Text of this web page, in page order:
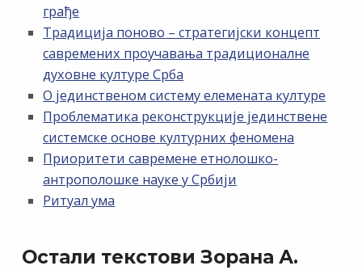
грађе
Традиција поново – стратегијски концепт
савремених проучавања традиционалне
духовне културе Срба
О јединственом систему елемената културе
Проблематика реконструкције јединствене
системске основе културних феномена
Приоритети савремене етнолошко-
антрополошке науке у Србији
Ритуал ума
Остали текстови Зорана А.